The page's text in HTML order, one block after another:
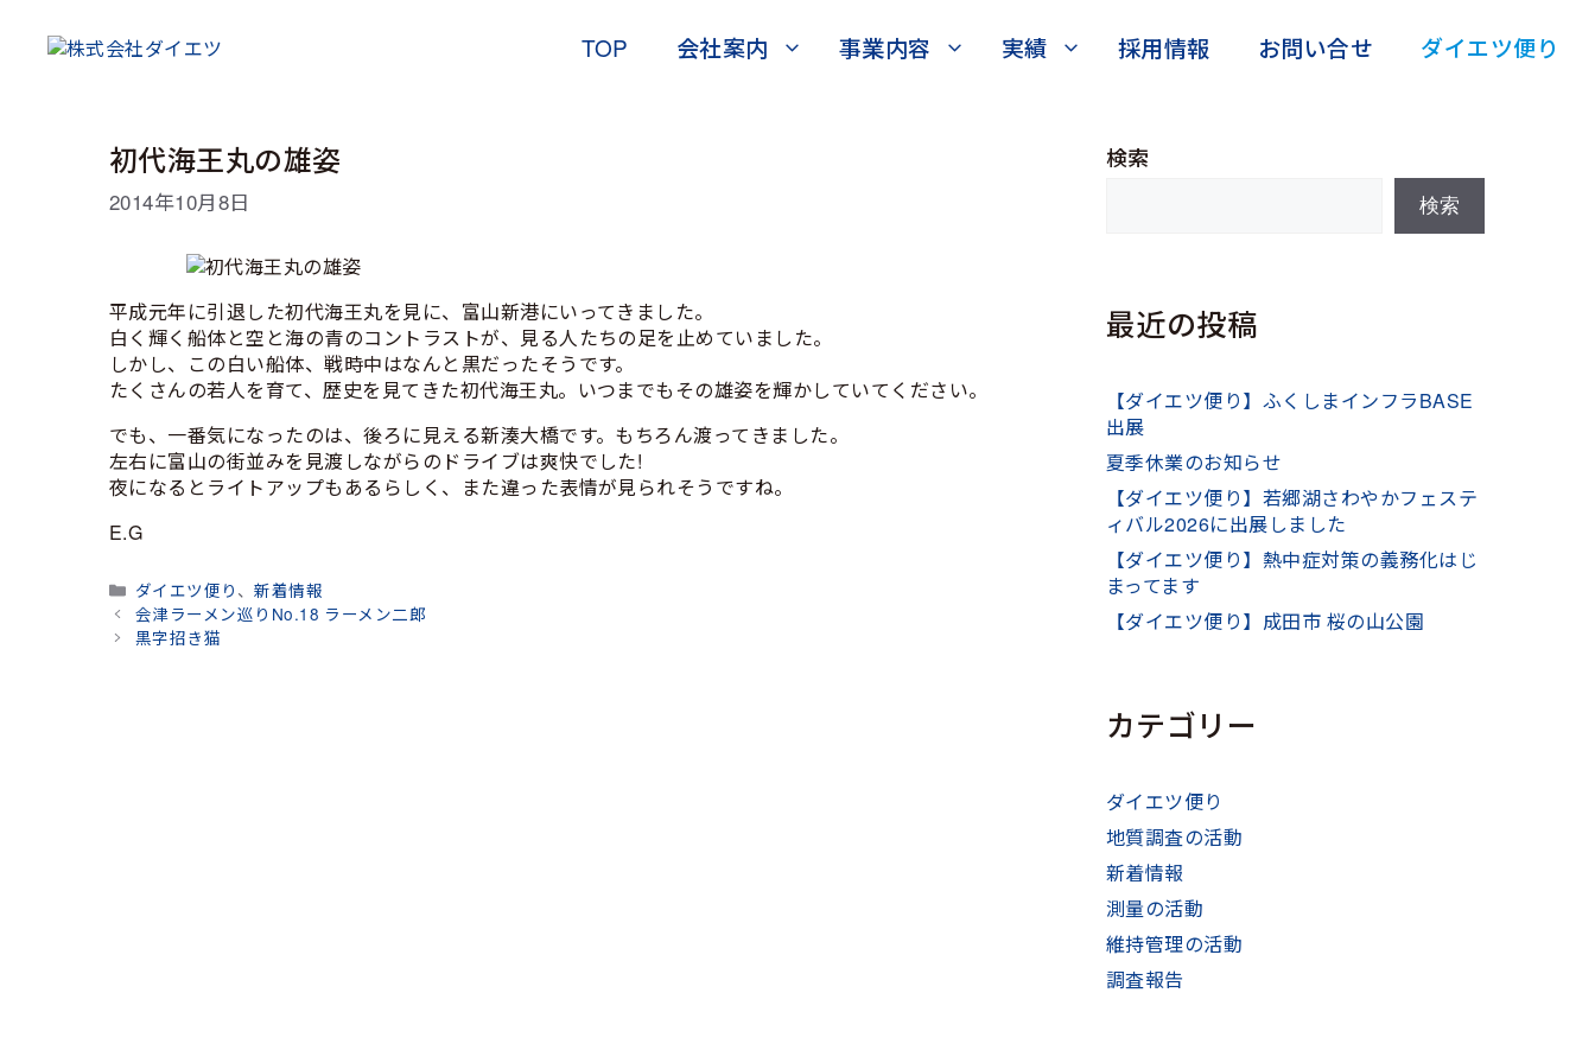
TOP 会社案内 事業内容 実績 採用情報 お問い合せ ダイエツ便り
初代海王丸の雄姿
2014年10月8日
平成元年に引退した初代海王丸を見に、富山新港にいってきました。
白く輝く船体と空と海の青のコントラストが、見る人たちの足を止めていました。
しかし、この白い船体、戦時中はなんと黒だったそうです。
たくさんの若人を育て、歴史を見てきた初代海王丸。いつまでもその雄姿を輝かしていてください。
でも、一番気になったのは、後ろに見える新湊大橋です。もちろん渡ってきました。
左右に富山の街並みを見渡しながらのドライブは爽快でした!
夜になるとライトアップもあるらしく、また違った表情が見られそうですね。
E.G
カ
テ
ゴ
ダイエツ便り 、新着情報
会津ラーメン巡りNo.18 ラーメン二郎
黒字招き猫
検索
検索
最近の投稿
【ダイエツ便り】ふくしまインフラBASE
出展
夏季休業のお知らせ
【ダイエツ便り】若郷湖さわやかフェステ
ィバル2026に出展しました
【ダイエツ便り】熱中症対策の義務化はじ
まってます
【ダイエツ便り】成田市 桜の山公園
カテゴリー
ダイエツ便り
地質調査の活動
新着情報
測量の活動
維持管理の活動
調査報告